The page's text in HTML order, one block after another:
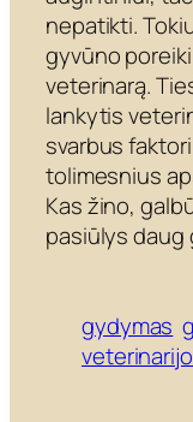
nepatikti.
gyvūno
veterinarą.
lankytis
svarbus
tolimesnius
Kas žino,
pasiūlys daug
gydymas